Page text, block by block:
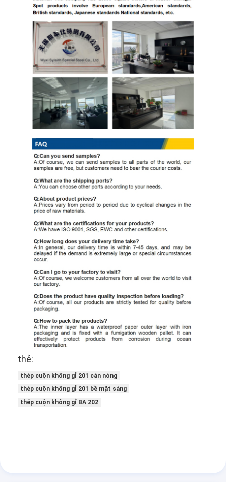
thẻ:
thép cuộn không gỉ 201 cán nóng
thép cuộn không gỉ 201 bề mặt sáng
thép cuộn không gỉ BA 202